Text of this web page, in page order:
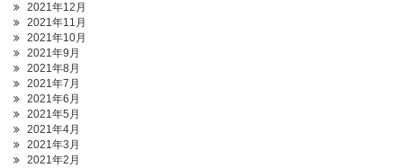
2021年12月
2021年11月
2021年10月
2021年9月
2021年8月
2021年7月
2021年6月
2021年5月
2021年4月
2021年3月
2021年2月